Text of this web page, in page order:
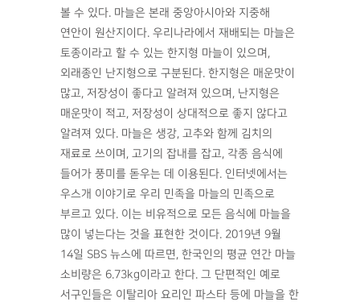
볼 수 있다. 마늘은 본래 중앙아시아와 지중해
연안이 원산지이다. 우리나라에서 재배되는 마늘은
토종이라고 할 수 있는 한지형 마늘이 있으며,
외래종인 난지형으로 구분된다. 한지형은 매운맛이
많고, 저장성이 좋다고 알려져 있으며, 난지형은
매운맛이 적고, 저장성이 상대적으로 좋지 않다고
알려져 있다. 마늘은 생강, 고추와 함께 김치의
재료로 쓰이며, 고기의 잡내를 잡고, 각종 음식에
들어가 풍미를 돋우는 데 이용된다. 인터넷에서는
우스개 이야기로 우리 민족을 마늘의 민족으로
부르고 있다. 이는 비유적으로 모든 음식에 마늘을
많이 넣는다는 것을 표현한 것이다. 2019년 9월
14일 SBS 뉴스에 따르면, 한국인의 평균 연간 마늘
소비량은 6.73kg이라고 한다. 그 단편적인 예로
서구인들은 이탈리아 요리인 파스타 등에 마늘을 한